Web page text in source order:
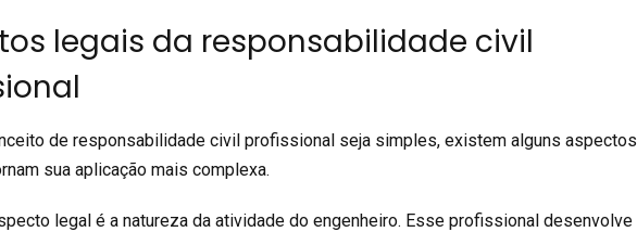
legais da responsabilidade civil
de responsabilidade civil profissional seja simples, existem alguns aspectos
sua aplicação mais complexa.
legal é a natureza da atividade do engenheiro. Esse profissional desenvolve